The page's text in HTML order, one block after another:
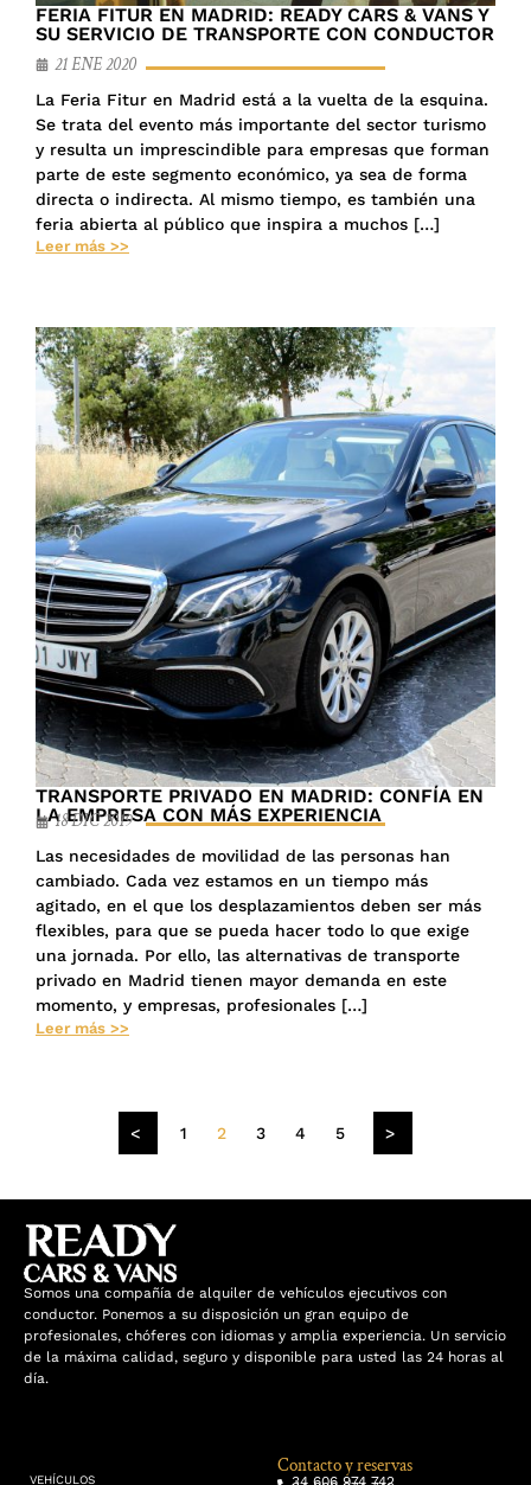
FERIA FITUR EN MADRID: READY CARS & VANS Y
SU SERVICIO DE TRANSPORTE CON CONDUCTOR
21 ENE 2020
La Feria Fitur en Madrid está a la vuelta de la esquina.
Se trata del evento más importante del sector turismo
y resulta un imprescindible para empresas que forman
parte de este segmento económico, ya sea de forma
directa o indirecta. Al mismo tiempo, es también una
feria abierta al público que inspira a muchos […]
Leer más >>
TRANSPORTE PRIVADO EN MADRID: CONFÍA EN
LA EMPRESA CON MÁS EXPERIENCIA
18 DIC 2019
Las necesidades de movilidad de las personas han
cambiado. Cada vez estamos en un tiempo más
agitado, en el que los desplazamientos deben ser más
flexibles, para que se pueda hacer todo lo que exige
una jornada. Por ello, las alternativas de transporte
privado en Madrid tienen mayor demanda en este
momento, y empresas, profesionales […]
Leer más >>
< 1 2 3 4 5 >
Somos una compañía de alquiler de vehículos ejecutivos con
conductor. Ponemos a su disposición un gran equipo de
profesionales, chóferes con idiomas y amplia experiencia. Un servicio
de la máxima calidad, seguro y disponible para usted las 24 horas al
día.
VEHÍCULOS
Contacto y reservas
34 606 974 742